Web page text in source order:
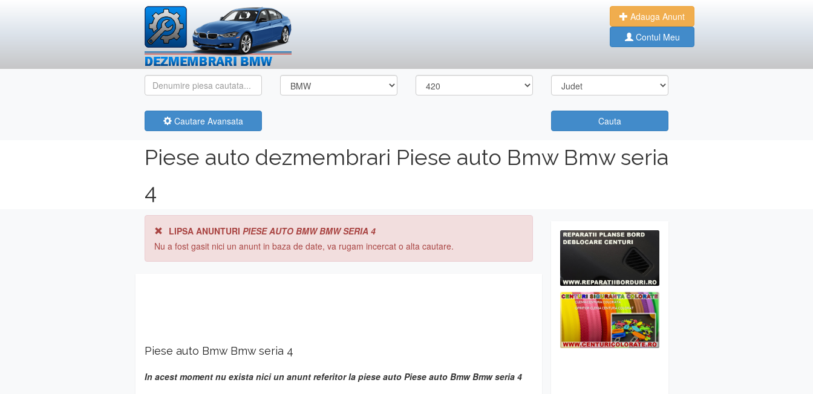
Adauga Anunt
Contul Meu
Cautare Avansata Cauta
Piese auto dezmembrari Piese auto Bmw Bmw seria
4
LIPSA ANUNTURI PIESE AUTO BMW BMW SERIA 4
Nu a fost gasit nici un anunt in baza de date, va rugam incercat o alta cautare.
Piese auto Bmw Bmw seria 4
In acest moment nu exista nici un anunt referitor la piese auto Piese auto Bmw Bmw seria 4